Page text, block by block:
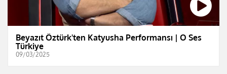
Beyazıt Öztürk'ten Katyusha Performansı | O Ses
Türkiye
09/03/2025